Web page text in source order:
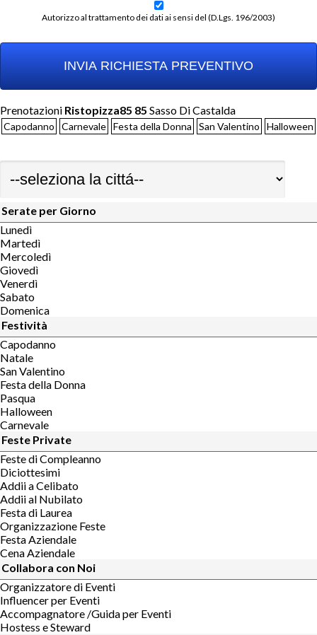
Autorizzo al trattamento dei dati ai sensi del (D.Lgs. 196/2003)
Prenotazioni Ristopizza85 85 Sasso Di Castalda
Capodanno Carnevale Festa della Donna San Valentino Halloween
Serate per Giorno
Lunedì
Martedì
Mercoledì
Giovedì
Venerdì
Sabato
Domenica
Festività
Capodanno
Natale
San Valentino
Festa della Donna
Pasqua
Halloween
Carnevale
Feste Private
Feste di Compleanno
Diciottesimi
Addii a Celibato
Addii al Nubilato
Festa di Laurea
Organizzazione Feste
Festa Aziendale
Cena Aziendale
Collabora con Noi
Organizzatore di Eventi
Influencer per Eventi
Accompagnatore /Guida per Eventi
Hostess e Steward